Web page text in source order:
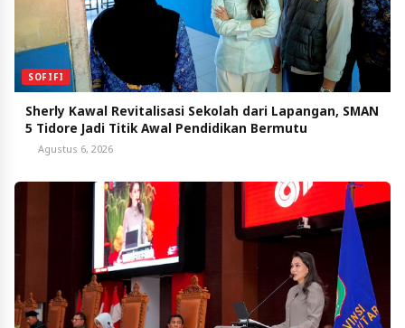
SOFIFI
Sherly Kawal Revitalisasi Sekolah dari Lapangan, SMAN
5 Tidore Jadi Titik Awal Pendidikan Bermutu
Agustus 6, 2026